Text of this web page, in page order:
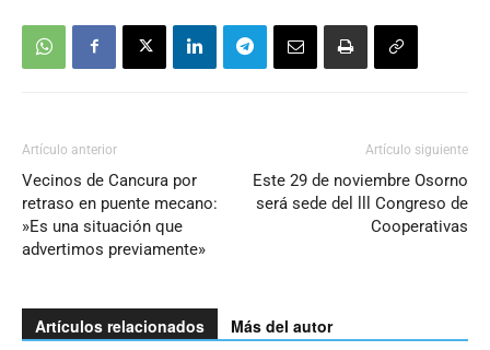
Artículo anterior
Vecinos de Cancura por
retraso en puente mecano:
»Es una situación que
advertimos previamente»
Artículo siguiente
Este 29 de noviembre Osorno
será sede del lll Congreso de
Cooperativas
Artículos relacionados Más del autor